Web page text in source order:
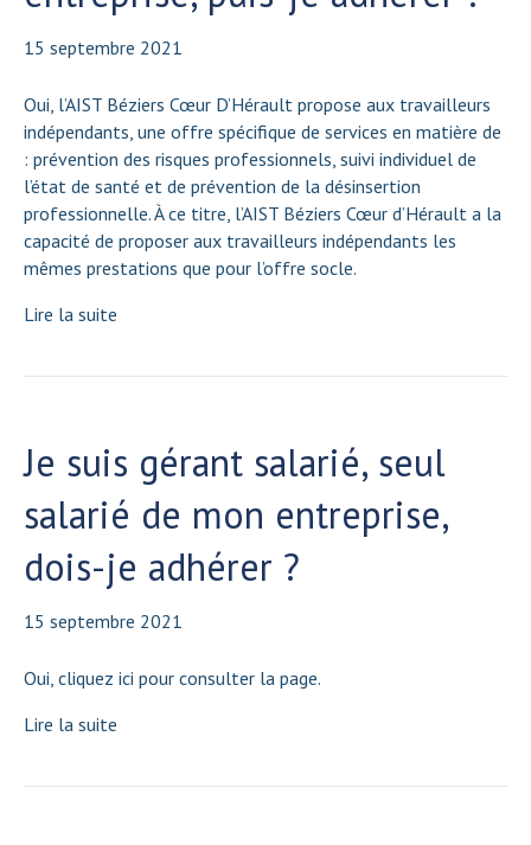
15 septembre 2021
Oui, l’AIST Béziers Cœur D’Hérault propose aux travailleurs
indépendants, une offre spécifique de services en matière de
: prévention des risques professionnels, suivi individuel de
l’état de santé et de prévention de la désinsertion
professionnelle. À ce titre, l’AIST Béziers Cœur d’Hérault a la
capacité de proposer aux travailleurs indépendants les
mêmes prestations que pour l’offre socle.
Lire la suite
Je suis gérant salarié, seul
salarié de mon entreprise,
dois-je adhérer ?
15 septembre 2021
Oui, cliquez ici pour consulter la page.
Lire la suite